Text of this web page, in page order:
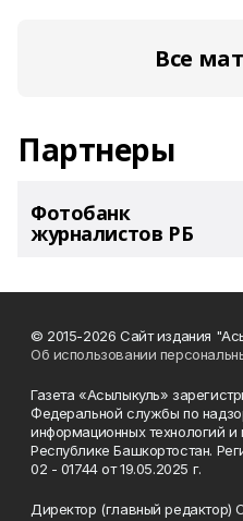
Все
Партнеры
Фотобанк
журналистов РБ
© 2015-2026 Сайт издания
Об использовании
Газета «Асылыкуль»
Федеральной службы по
информационных технологий
Республике Башкортостан.
02 - 01744 от 19.05.2025 г.
Директор (главный редактор)